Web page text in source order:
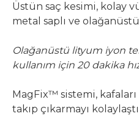
Üstün saç kesimi, kolay
metal saplı ve
Olağanüstü lityum iyon
kullanım için 20 dakika
MagFix™ sistemi,
takıp çıkarmayı